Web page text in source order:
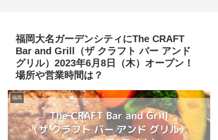
福岡大名ガーデンシティにThe CRAFT
Bar and Grill（ザ クラフト バー アンド
グリル）2023年6月8日（木）オープン！
場所や営業時間は？
福岡